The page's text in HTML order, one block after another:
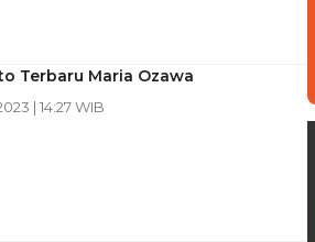
Terbaru Maria Ozawa
| 14:27 WIB